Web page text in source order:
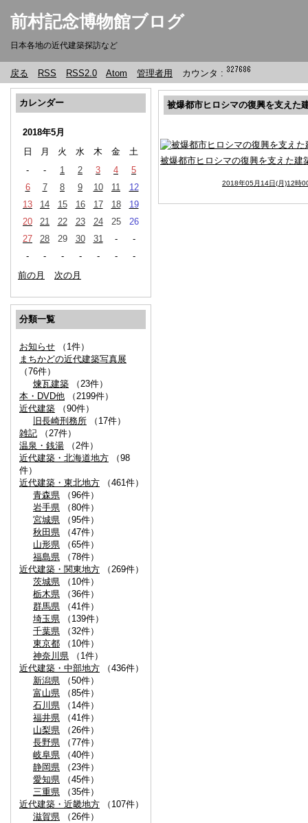
前村記念博物館ブログ
日本各地の近代建築探訪など
戻る RSS RSS2.0 Atom 管理者用 カウンタ :
カレンダー
2018年5月
日
月 火 水 木 金
土
-
- 1 2 3 4
5
6
7 8 9 10 11
12
13
14 15 16 17 18
19
20
21 22 23 24 25
26
27
28 29 30 31 -
-
-
- - - - -
-
前の月
次の月
分類一覧
お知らせ （1件）
まちかどの近代建築写真展
（76件）
煉瓦建築 （23件）
本・DVD他 （2199件）
近代建築 （90件）
旧長崎刑務所 （17件）
雑記 （27件）
温泉・銭湯 （2件）
近代建築・北海道地方 （98
件）
近代建築・東北地方 （461件）
青森県 （96件）
岩手県 （80件）
宮城県 （95件）
秋田県 （47件）
山形県 （65件）
福島県 （78件）
近代建築・関東地方 （269件）
茨城県 （10件）
栃木県 （36件）
群馬県 （41件）
埼玉県 （139件）
千葉県 （32件）
東京都 （10件）
神奈川県 （1件）
近代建築・中部地方 （436件）
新潟県 （50件）
富山県 （85件）
石川県 （14件）
福井県 （41件）
山梨県 （26件）
長野県 （77件）
岐阜県 （40件）
静岡県 （23件）
愛知県 （45件）
三重県 （35件）
近代建築・近畿地方 （107件）
滋賀県 （26件）
被爆都市ヒロシマの復興を支えた
被爆都市ヒロシマの復興を支えた建
2018年05月14日(月)12時